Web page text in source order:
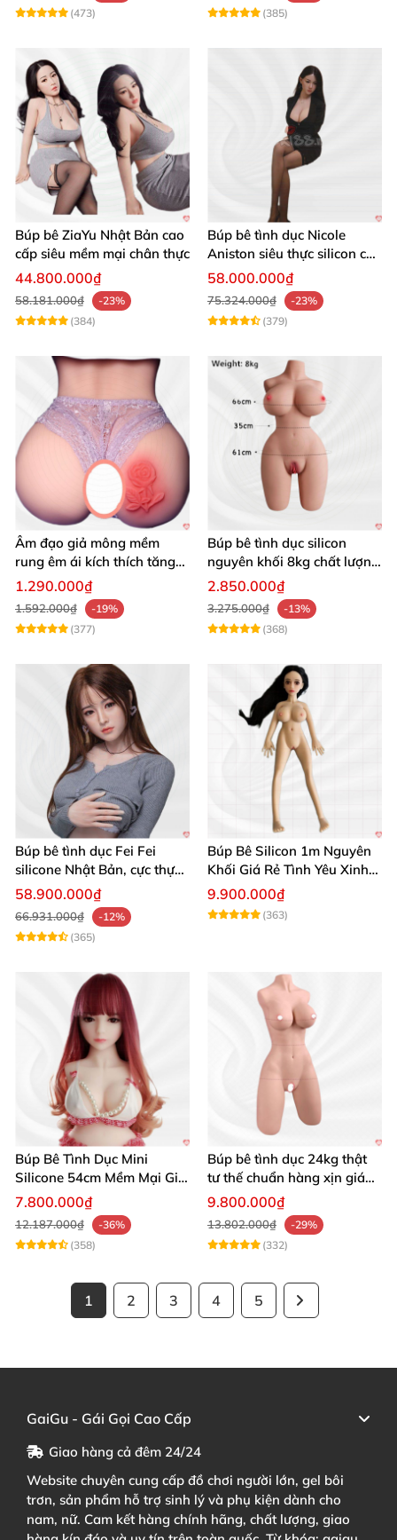
(473)
(385)
Búp bê ZiaYu Nhật Bản cao
cấp siêu mềm mại chân thực
44.800.000₫
58.181.000₫
-23%
(384)
Búp bê tình dục Nicole
Aniston siêu thực silicon cao
cấp giá tốt
58.000.000₫
75.324.000₫
-23%
(379)
Âm đạo giả mông mềm
rung êm ái kích thích tăng
khoái cảm
1.290.000₫
1.592.000₫
-19%
(377)
Búp bê tình dục silicon
nguyên khối 8kg chất lượng
cao hấp dẫn
2.850.000₫
3.275.000₫
-13%
(368)
Búp bê tình dục Fei Fei
silicone Nhật Bản, cực thực,
giá tốt
58.900.000₫
66.931.000₫
-12%
(365)
Búp Bê Silicon 1m Nguyên
Khối Giá Rẻ Tình Yêu Xinh
Đẹp
9.900.000₫
(363)
Búp Bê Tình Dục Mini
Silicone 54cm Mềm Mại Giá
Tốt Tặng Quà
7.800.000₫
12.187.000₫
-36%
(358)
Búp bê tình dục 24kg thật
tư thế chuẩn hàng xịn giá
tốt
9.800.000₫
13.802.000₫
-29%
(332)
1 2 3 4 5
GaiGu - Gái Gọi Cao Cấp
Giao hàng cả đêm 24/24
Website chuyên cung cấp đồ chơi người lớn, gel bôi
trơn, sản phẩm hỗ trợ sinh lý và phụ kiện dành cho
nam, nữ. Cam kết hàng chính hãng, chất lượng, giao